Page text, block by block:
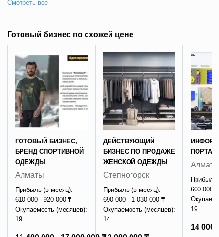
Готовый бизнес по схожей цене
ГОТОВЫЙ БИЗНЕС,
БРЕНД СПОРТИВНОЙ
ОДЕЖДЫ
Алматы
Прибыль (в месяц):
610 000 - 920 000 ₸
Окупаемость (месяцев):
19
ДЕЙСТВУЮЩИЙ
БИЗНЕС ПО ПРОДАЖЕ
ЖЕНСКОЙ ОДЕЖДЫ
Степногорск
Прибыль (в месяц):
690 000 - 1 030 000 ₸
Окупаемость (месяцев):
14
ПОРТАЛ
Прибыль
600 000
19
14 000